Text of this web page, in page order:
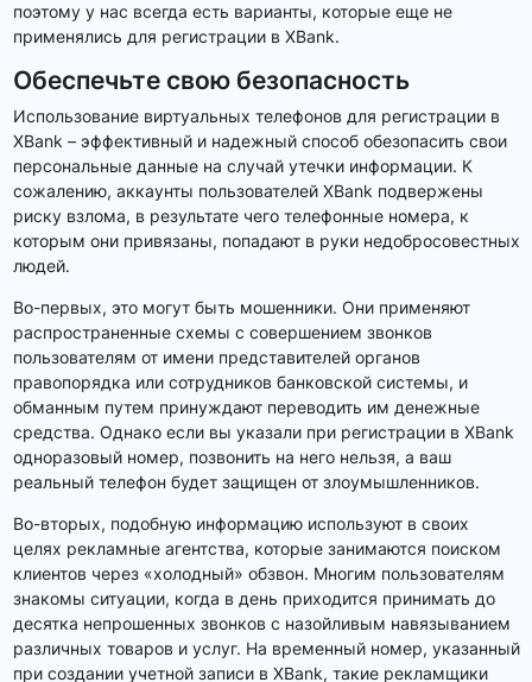
поэтому у нас всегда есть варианты, которые еще не
применялись для регистрации в XBank.
Обеспечьте свою безопасность
Использование виртуальных телефонов для регистрации в
XBank – эффективный и надежный способ обезопасить свои
персональные данные на случай утечки информации. К
сожалению, аккаунты пользователей XBank подвержены
риску взлома, в результате чего телефонные номера, к
которым они привязаны, попадают в руки недобросовестных
людей.
Во-первых, это могут быть мошенники. Они применяют
распространенные схемы с совершением звонков
пользователям от имени представителей органов
правопорядка или сотрудников банковской системы, и
обманным путем принуждают переводить им денежные
средства. Однако если вы указали при регистрации в XBank
одноразовый номер, позвонить на него нельзя, а ваш
реальный телефон будет защищен от злоумышленников.
Во-вторых, подобную информацию используют в своих
целях рекламные агентства, которые занимаются поиском
клиентов через «холодный» обзвон. Многим пользователям
знакомы ситуации, когда в день приходится принимать до
десятка непрошенных звонков с назойливым навязыванием
различных товаров и услуг. На временный номер, указанный
при создании учетной записи в XBank, такие рекламщики